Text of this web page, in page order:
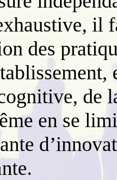
il
des
de
en se